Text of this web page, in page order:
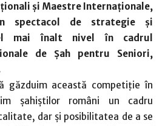
și Maestre Internaționale,
spectacol de strategie și
mai înalt nivel în cadrul
de Șah pentru Seniori,
găzduim această competiție în
șahiștilor români un cadru
dar și posibilitatea de a se